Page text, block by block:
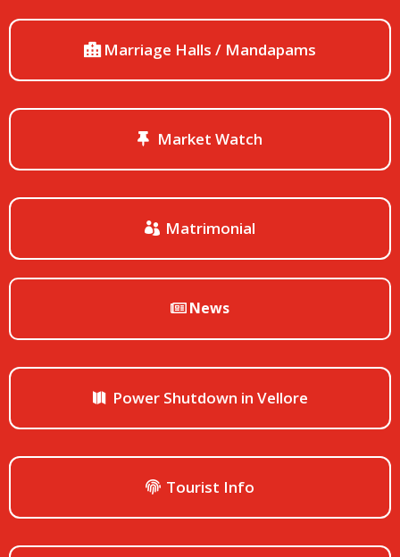
Marriage Halls / Mandapams
Market Watch
Matrimonial
News
Power Shutdown in Vellore
Tourist Info